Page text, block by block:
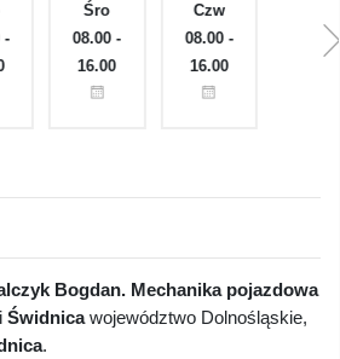
-
Śro
08.00 -
16.00
Czw
08.00 -
16.00
08.00 -
Bogdan. Mechanika pojazdowa
Świdnicawojewództwo Dolnośląskie,
.